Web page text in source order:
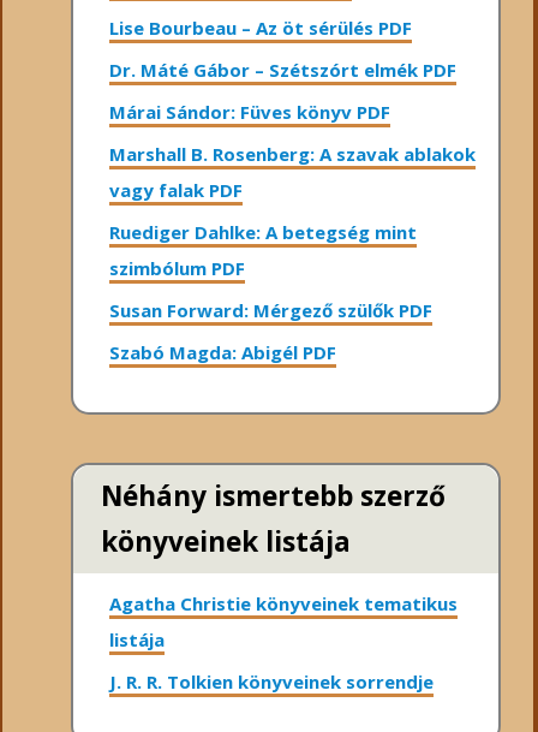
Lise Bourbeau – Az öt sérülés PDF
Dr. Máté Gábor – Szétszórt elmék PDF
Márai Sándor: Füves könyv PDF
Marshall B. Rosenberg: A szavak ablakok
vagy falak PDF
Ruediger Dahlke: A betegség mint
szimbólum PDF
Susan Forward: Mérgező szülők PDF
Szabó Magda: Abigél PDF
Néhány ismertebb szerző
könyveinek listája
Agatha Christie könyveinek tematikus
listája
J. R. R. Tolkien könyveinek sorrendje